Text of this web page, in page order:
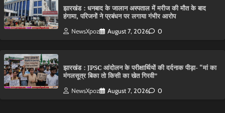
झारखंड : धनबाद के जालान अस्पताल में मरीज की मौत के बाद
हंगामा, परिजनों ने प्रबंधन पर लगाया गंभीर आरोप
NewsXpoz August 7, 2026 0
झारखंड : JPSC आंदोलन के परीक्षार्थियों की दर्दनाक पीड़ा- “मां का
मंगलसूत्र बिका तो किसी का खेत गिरवी”
NewsXpoz August 7, 2026 0